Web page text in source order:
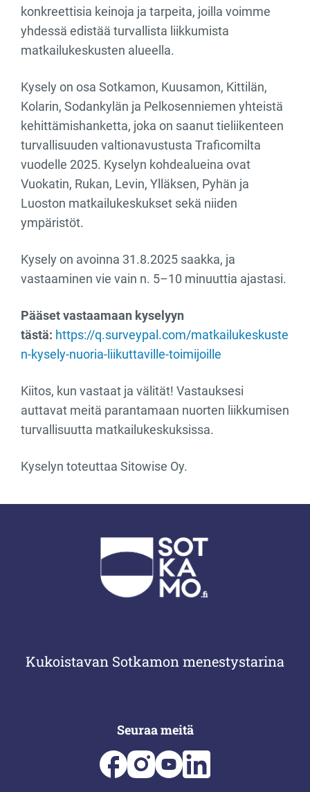
konkreettisia keinoja ja tarpeita, joilla voimme
yhdessä edistää turvallista liikkumista
matkailukeskusten alueella.
Kysely on osa Sotkamon, Kuusamon, Kittilän,
Kolarin, Sodankylän ja Pelkosenniemen yhteistä
kehittämishanketta, joka on saanut tieliikenteen
turvallisuuden valtionavustusta Traficomilta
vuodelle 2025. Kyselyn kohdealueina ovat
Vuokatin, Rukan, Levin, Ylläksen, Pyhän ja
Luoston matkailukeskukset sekä niiden
ympäristöt.
Kysely on avoinna 31.8.2025 saakka, ja
vastaaminen vie vain n. 5–10 minuuttia ajastasi.
Pääset vastaamaan kyselyyn
tästä: https://q.surveypal.com/matkailukeskuste
n-kysely-nuoria-liikuttaville-toimijoille
Kiitos, kun vastaat ja välität! Vastauksesi
auttavat meitä parantamaan nuorten liikkumisen
turvallisuutta matkailukeskuksissa.
Kyselyn toteuttaa Sitowise Oy.
Kukoistavan Sotkamon menestystarina
Seuraa meitä